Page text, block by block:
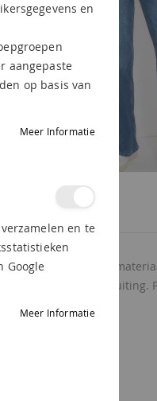
Het leuke teddy
en een blinde ritssluiting.
en
aangepaste
op basis van
Meer Informatie
en te
Google
Meer Informatie